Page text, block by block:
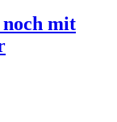
mit